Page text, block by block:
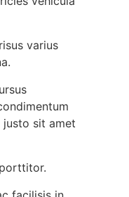
varius
justo sit amet